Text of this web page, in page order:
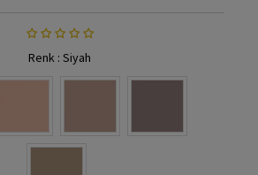
Renk : Siyah